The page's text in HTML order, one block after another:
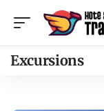
Excursions